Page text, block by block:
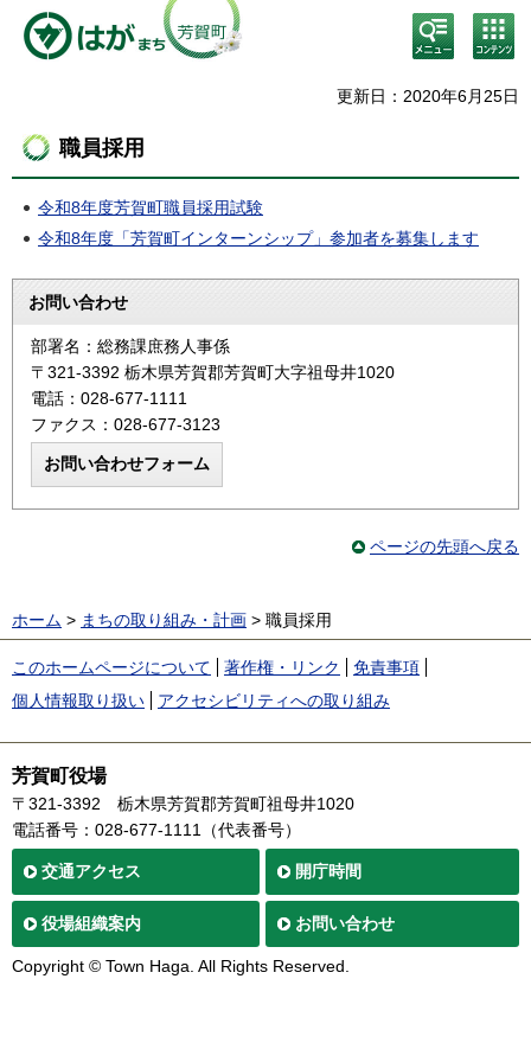
検
索・
メニ
コン
テン
ニュ
更新日：2020年6月25日
職員採用
令和8年度芳賀町職員採用試験
令和8年度「芳賀町インターンシップ」参加者を募集します
お問い合わせ
部署名：総務課庶務人事係
〒321-3392 栃木県芳賀郡芳賀町大字祖母井1020
電話：028-677-1111
ファクス：028-677-3123
ページの先頭へ戻る
ホーム > まちの取り組み・計画 > 職員採用
このホームページについて 著作権・リンク
免責事項
個人情報取り扱い
アクセシビリティへの取り組み
芳賀町役場
〒321-3392
栃木県芳賀郡芳賀町祖母井1020
電話番号：028-677-1111（代表番号）
交通アクセス 開庁時間
役場組織案内 お問い合わせ
Copyright © Town Haga. All Rights Reserved.